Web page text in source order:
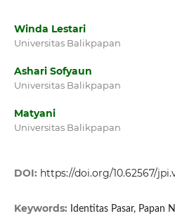
Winda Lestari
Universitas Balikpapan
Ashari Sofyaun
Universitas Balikpapan
Matyani
Universitas Balikpapan
DOI: https://doi.org/10.62567/
Keywords:
Identitas Pasar, Papan